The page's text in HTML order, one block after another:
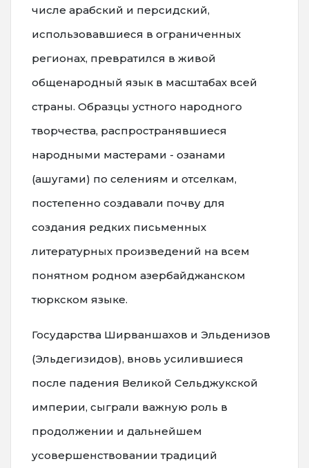
числе арабский и персидский,
использовавшиеся в ограниченных
регионах, превратился в живой
общенародный язык в масштабах всей
страны. Образцы устного народного
творчества, распространявшиеся
народными мастерами - озанами
(ашугами) по селениям и отселкам,
постепенно создавали почву для
создания редких письменных
литературных произведений на всем
понятном родном азербайджанском
тюркском языке.
Государства Ширваншахов и Эльденизов
(Эльдегизидов), вновь усилившиеся
после падения Великой Сельджукской
империи, сыграли важную роль в
продолжении и дальнейшем
усовершенствовании традиций